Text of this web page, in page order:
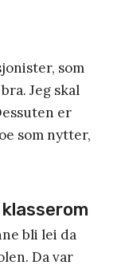
som
Jeg skal
er
som nytter,
bli lei da
Da var